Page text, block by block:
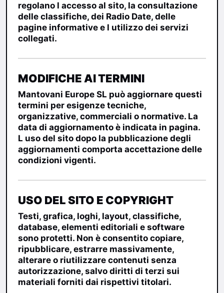
regolano l accesso al sito, la consultazione
delle classifiche, dei Radio Date, delle
pagine informative e l utilizzo dei servizi
collegati.
MODIFICHE AI TERMINI
Mantovani Europe SL può aggiornare questi
termini per esigenze tecniche,
organizzative, commerciali o normative. La
data di aggiornamento è indicata in pagina.
L uso del sito dopo la pubblicazione degli
aggiornamenti comporta accettazione delle
condizioni vigenti.
USO DEL SITO E COPYRIGHT
Testi, grafica, loghi, layout, classifiche,
database, elementi editoriali e software
sono protetti. Non è consentito copiare,
ripubblicare, estrarre massivamente,
alterare o riutilizzare contenuti senza
autorizzazione, salvo diritti di terzi sui
materiali forniti dai rispettivi titolari.